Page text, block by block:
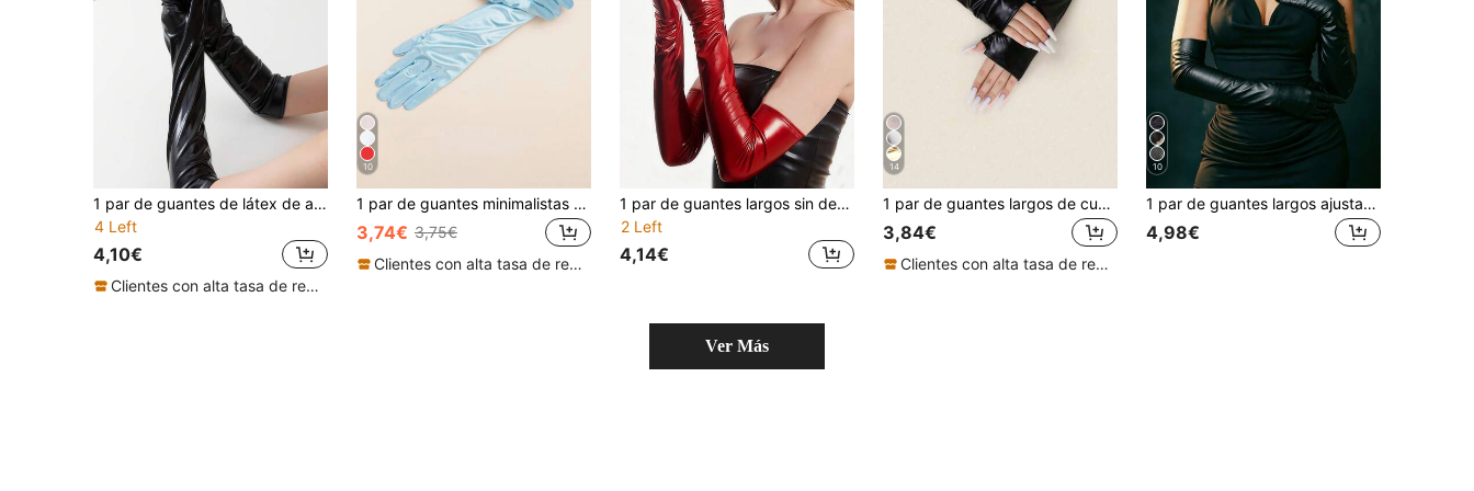
1 par de guantes de látex de aspecto mojado y metálico, guantes formales para gala y actuación, guantes largos de mujer sexy hasta el codo de látex brillante, guantes largos brillantes, accesorios de guantes de danza de tubo, guantes negros ajustados, guantes largos y ajustados sexy unisex, guantes largos de látex para fiesta, club nocturno y disfraz de manga de cuero sintético
4 Left
4,10€
Clientes con alta tasa de repetición
10
1 par de guantes minimalistas de unicolor de longitud media, para fiestas, viajes, festivales, campamentos
3,74€ 3,75€
Clientes con alta tasa de repetición
1 par de guantes largos sin dedos de piel sintética sexy para mujer, estilo punk para fiestas de disfraces y ocasiones formales
2 Left
4,14€
14
1 par de guantes largos de cuero charol, guantes largos sin dedos de PU elástico para fiesta y baile de mujer
3,84€
Clientes con alta tasa de repetición
10
1 par de guantes largos ajustados de cuero charol sexy para cosplay, guantes de actuación de pole dance estilo europeo y americano
4,98€
Ver Más